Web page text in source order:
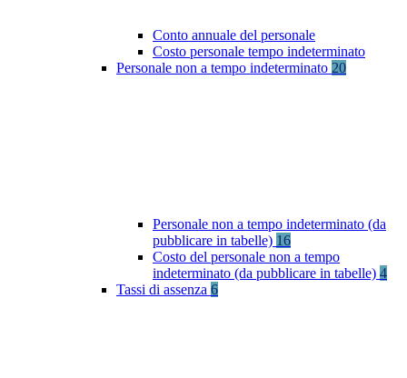
Conto annuale del personale
Costo personale tempo indeterminato
Personale non a tempo indeterminato 20
Personale non a tempo indeterminato (da
pubblicare in tabelle) 16
Costo del personale non a tempo
indeterminato (da pubblicare in tabelle) 4
Tassi di assenza 6